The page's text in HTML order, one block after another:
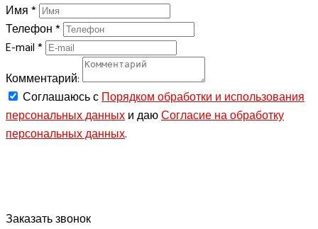
Имя*
Телефон*
E-mail*
Комментарий:
Соглашаюсь сПорядком обработки и использования
персональных данныхи даюСогласие на обработку
персональных данных.
Заказать звонок